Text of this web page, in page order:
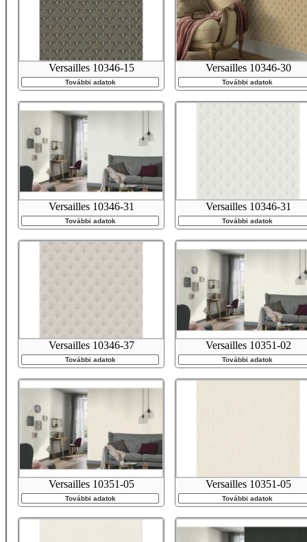
Versailles 10346-15
További adatok
Versailles 10346-30
További adatok
Versailles 10346-31
További adatok
Versailles 10346-31
További adatok
Versailles 10346-37
További adatok
Versailles 10351-02
További adatok
Versailles 10351-05
További adatok
Versailles 10351-05
További adatok